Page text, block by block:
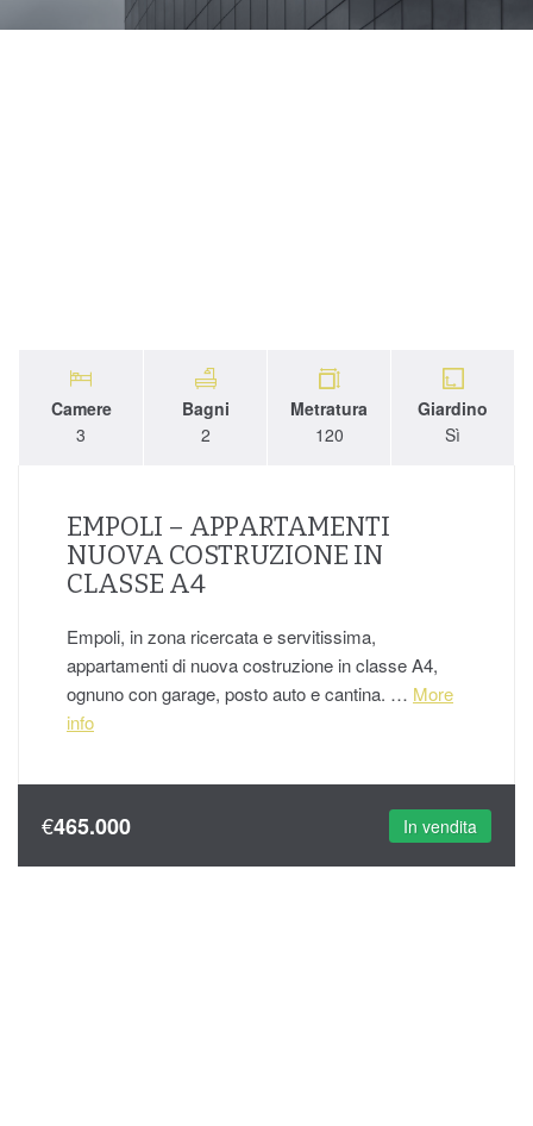
Camere
3
Bagni
2
Metratura
120
Giardino
Sì
EMPOLI – APPARTAMENTI
NUOVA COSTRUZIONE IN
CLASSE A4
Empoli, in zona ricercata e servitissima,
appartamenti di nuova costruzione in classe A4,
ognuno con garage, posto auto e cantina. … More
info
€465.000 In vendita